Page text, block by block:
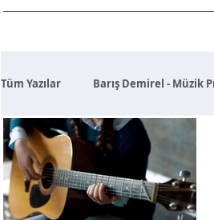
Tüm Yazılar Barış Demirel - Müzik